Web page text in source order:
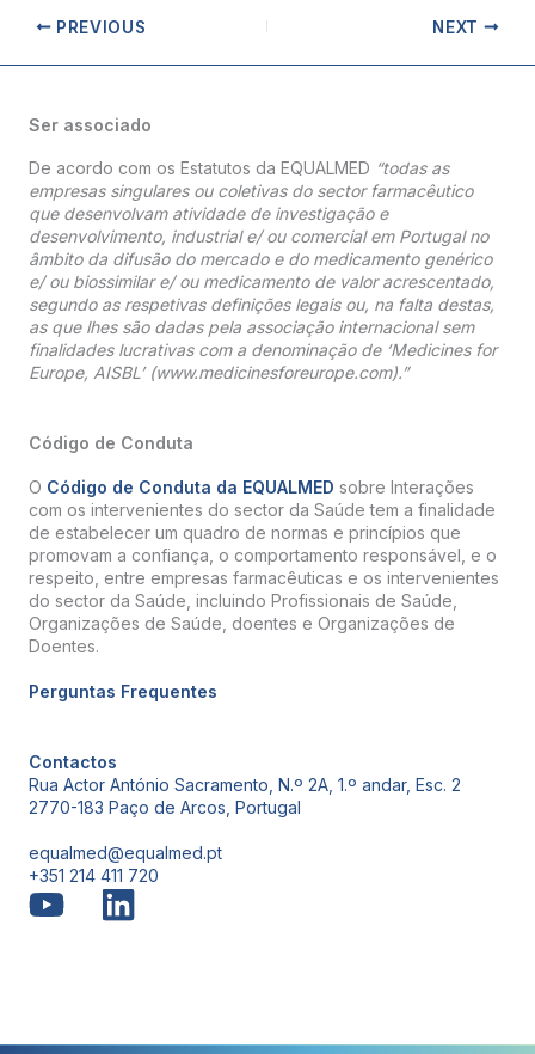
PREVIOUS NEXT
Ser associado
De acordo com os Estatutos da EQUALMED “todas as
empresas singulares ou coletivas do sector farmacêutico
que desenvolvam atividade de investigação e
desenvolvimento, industrial e/ ou comercial em Portugal no
âmbito da difusão do mercado e do medicamento genérico
e/ ou biossimilar e/ ou medicamento de valor acrescentado,
segundo as respetivas definições legais ou, na falta destas,
as que lhes são dadas pela associação internacional sem
finalidades lucrativas com a denominação de ‘Medicines for
Europe, AISBL’ (www.medicinesforeurope.com).”
Código de Conduta
O Código de Conduta da EQUALMED sobre Interações
com os intervenientes do sector da Saúde tem a finalidade
de estabelecer um quadro de normas e princípios que
promovam a confiança, o comportamento responsável, e o
respeito, entre empresas farmacêuticas e os intervenientes
do sector da Saúde, incluindo Profissionais de Saúde,
Organizações de Saúde, doentes e Organizações de
Doentes.
Perguntas Frequentes
Contactos
Rua Actor António Sacramento, N.º 2A, 1.º andar, Esc. 2
2770-183 Paço de Arcos, Portugal
equalmed@equalmed.pt
+351 214 411 720